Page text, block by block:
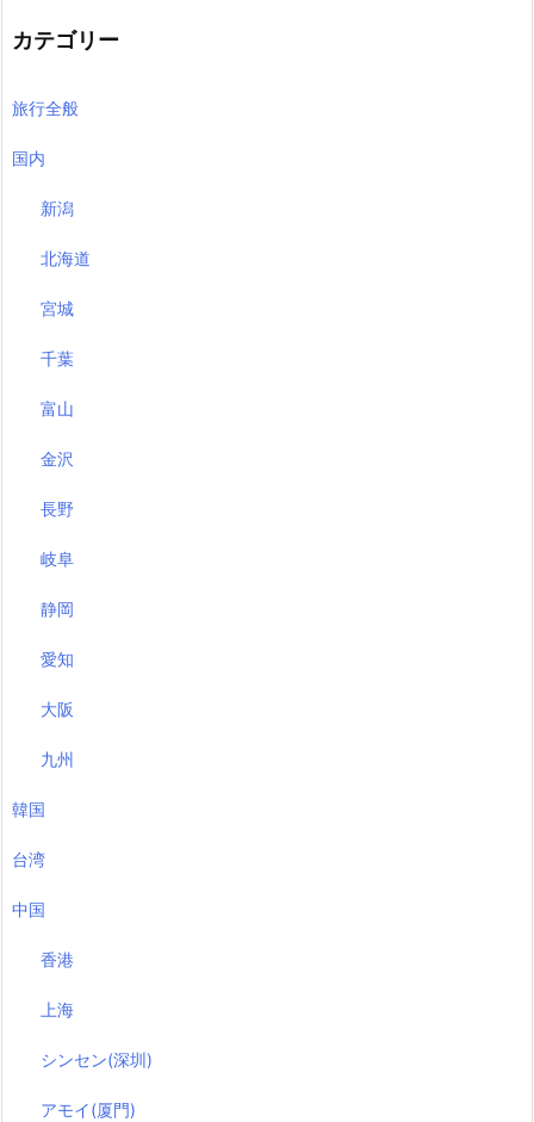
カテゴリー
旅行全般
国内
新潟
北海道
宮城
千葉
富山
金沢
長野
岐阜
静岡
愛知
大阪
九州
韓国
台湾
中国
香港
上海
シンセン(深圳)
アモイ(厦門)